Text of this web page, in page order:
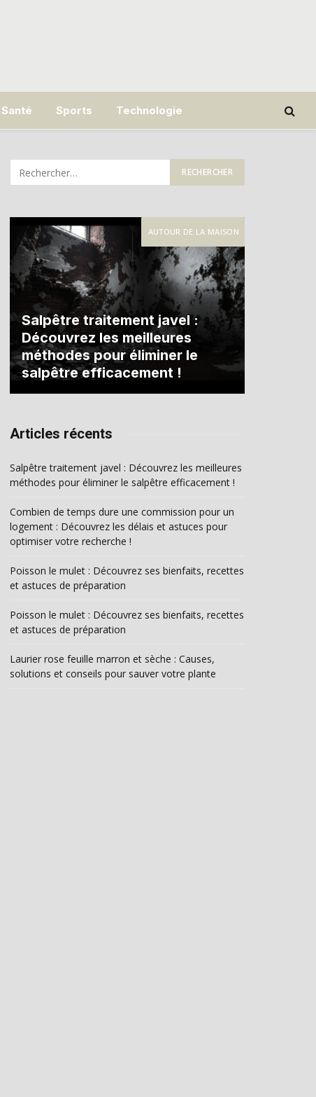
Santé Sports Technologie
AUTOUR DE LA MAISON
Salpêtre traitement javel :
Découvrez les meilleures
méthodes pour éliminer le
salpêtre efficacement !
Articles récents
Salpêtre traitement javel : Découvrez les meilleures
méthodes pour éliminer le salpêtre efficacement !
Combien de temps dure une commission pour un
logement : Découvrez les délais et astuces pour
optimiser votre recherche !
Poisson le mulet : Découvrez ses bienfaits, recettes
et astuces de préparation
Poisson le mulet : Découvrez ses bienfaits, recettes
et astuces de préparation
Laurier rose feuille marron et sèche : Causes,
solutions et conseils pour sauver votre plante